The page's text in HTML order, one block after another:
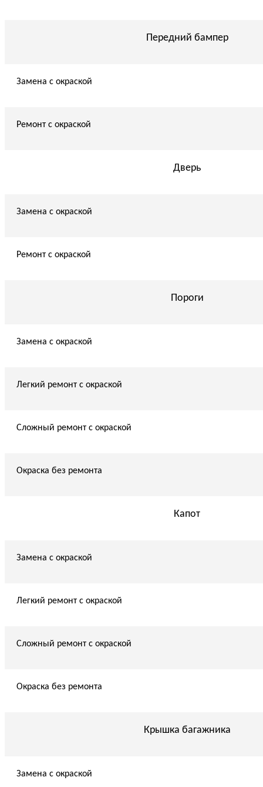
Передний бампер
Замена с окраской
Ремонт с окраской
Дверь
Замена с окраской
Ремонт с окраской
Пороги
Замена с окраской
Легкий ремонт с окраской
Сложный ремонт с окраской
Окраска без ремонта
Капот
Замена с окраской
Легкий ремонт с окраской
Сложный ремонт с окраской
Окраска без ремонта
Крышка багажника
Замена с окраской